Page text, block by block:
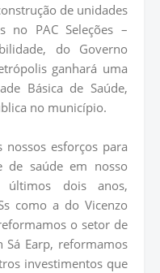
de unidades
no PAC Seleções –
do Governo
ganhará uma
Básica de Saúde,
no município.
nossos esforços para
de saúde em nosso
últimos dois anos,
como a do Vicenzo
o setor de
Earp, reformamos
investimentos que